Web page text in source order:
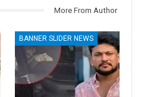
More From Author
BANNER SLIDER NEWS